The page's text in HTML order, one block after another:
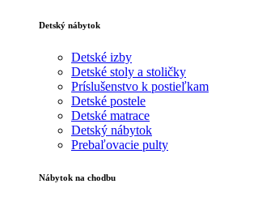
Detský nábytok
Detské izby
Detské stoly a stoličky
Príslušenstvo k postieľkam
Detské postele
Detské matrace
Detský nábytok
Prebaľovacie pulty
Nábytok na chodbu